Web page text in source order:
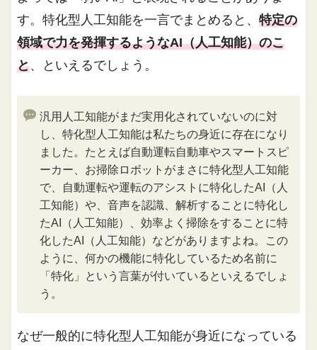
す。特化型人工知能を一言でまとめると、特定の
領域で力を発揮するようなAI（人工知能）のこ
と、といえるでしょう。
汎用人工知能がまだ実用化されていないのに対
し、特化型人工知能は私たちの身近に存在になり
ました。たとえば自動運転自動車やスマートスピ
ーカー、お掃除ロボットがまさに特化型人工知能
で、自動運転や運転のアシストに特化したAI（人
工知能）や、音声を認識、解析することに特化し
たAI（人工知能）、効率よく掃除をすることに特
化したAI（人工知能）などがありますよね。この
ように、何かの機能に特化しているため名前に
「特化」という言葉が付いているといえるでしょ
う。
なぜ一般的に特化型人工知能が身近になっている